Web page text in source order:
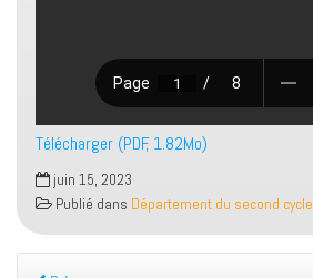
Télécharger (PDF, 1.82Mo)
juin 15, 2023
Publié dans Département du second cycle